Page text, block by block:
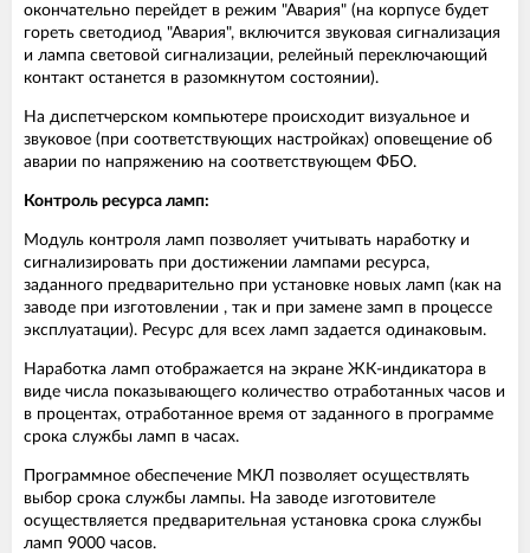
окончательно перейдет в режим "Авария" (на корпусе будет
гореть светодиод "Авария", включится звуковая сигнализация
и лампа световой сигнализации, релейный переключающий
контакт останется в разомкнутом состоянии).
На диспетчерском компьютере происходит визуальное и
звуковое (при соответствующих настройках) оповещение об
аварии по напряжению на соответствующем ФБО.
Контроль ресурса ламп:
Модуль контроля ламп позволяет учитывать наработку и
сигнализировать при достижении лампами ресурса,
заданного предварительно при установке новых ламп (как на
заводе при изготовлении , так и при замене замп в процессе
эксплуатации). Ресурс для всех ламп задается одинаковым.
Наработка ламп отображается на экране ЖК-индикатора в
виде числа показывающего количество отработанных часов и
в процентах, отработанное время от заданного в программе
срока службы ламп в часах.
Программное обеспечение МКЛ позволяет осуществлять
выбор срока службы лампы. На заводе изготовителе
осуществляется предварительная установка срока службы
ламп 9000 часов.